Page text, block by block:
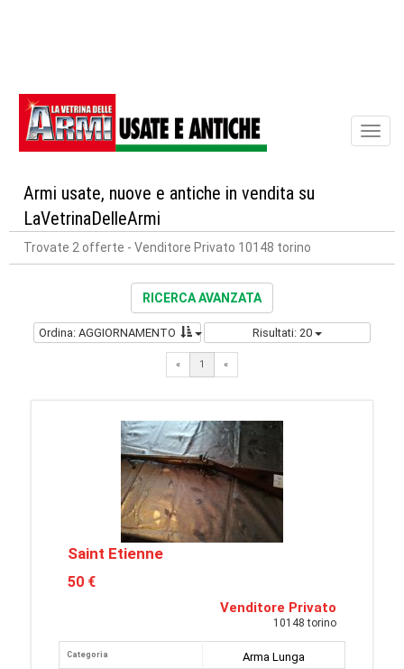
Armi usate, nuove e antiche in vendita su
LaVetrinaDelleArmi
Trovate 2 offerte - Venditore Privato 10148 torino
RICERCA AVANZATA
Ordina: AGGIORNAMENTO Risultati: 20
« 1 «
Saint Etienne
50 €
Venditore Privato
10148 torino
Categoria
Arma Lunga